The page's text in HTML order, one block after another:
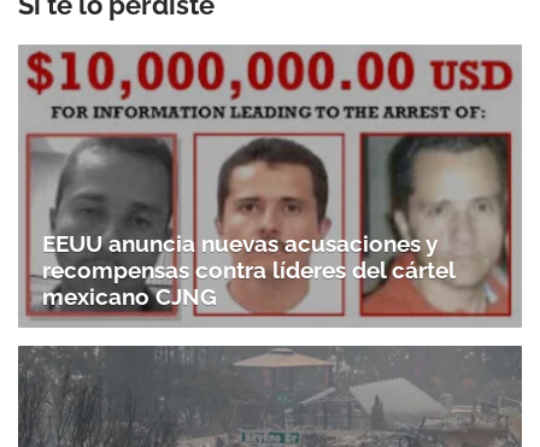
EEUU anuncia nuevas acusaciones y
recompensas contra líderes del cártel
mexicano CJNG